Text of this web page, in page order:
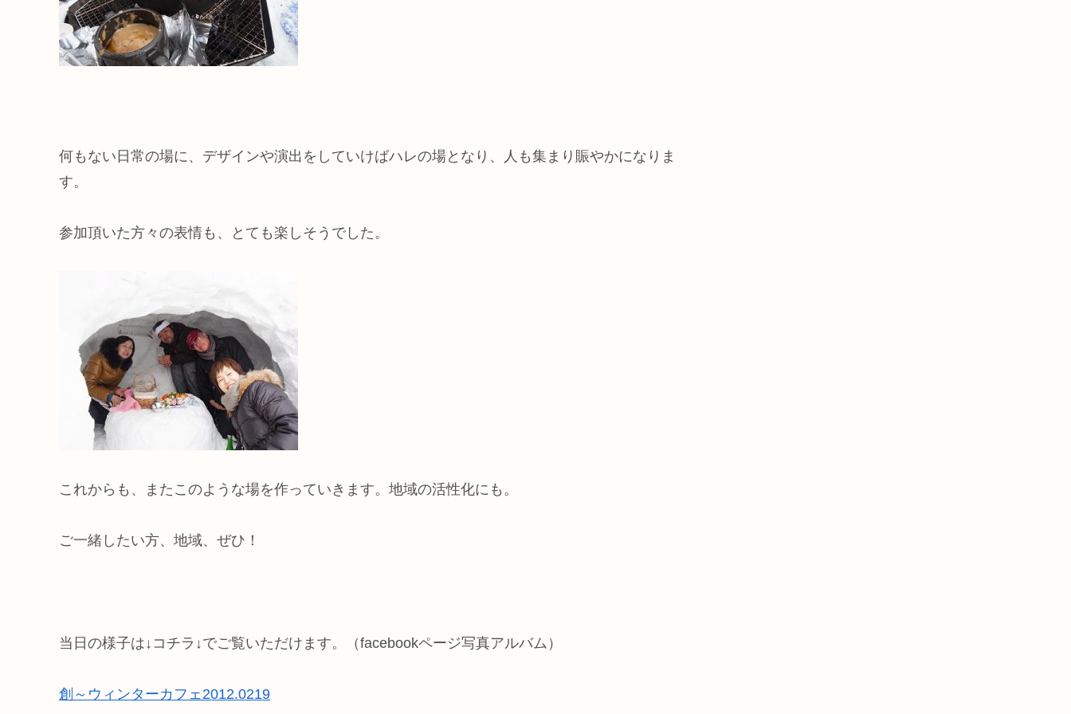
何もない日常の場に、デザインや演出をしていけばハレの場となり、人も集まり賑やかになりま
す。
参加頂いた方々の表情も、とても楽しそうでした。
これからも、またこのような場を作っていきます。地域の活性化にも。
ご一緒したい方、地域、ぜひ！
当日の様子は↓コチラ↓でご覧いただけます。（facebookページ写真アルバム）
創～ウィンターカフェ2012.0219